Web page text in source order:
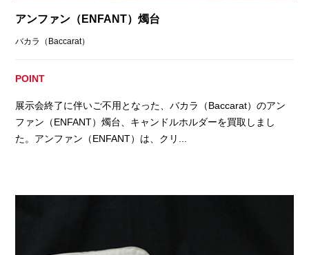
アンファン（ENFANT）燭台
バカラ（Baccarat）
POINT
展示会終了に伴いご不用となった、バカラ（Baccarat）のアン
ファン（ENFANT）燭台、キャンドルホルダーを買取しまし
た。アンファン（ENFANT）は、クリ...